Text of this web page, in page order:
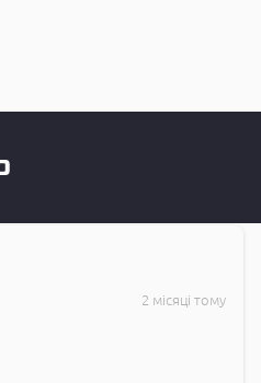
лікарю онлайн
2 місяці тому